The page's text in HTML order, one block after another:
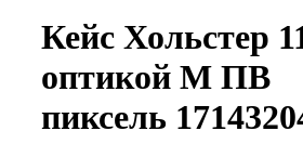
Кейс Хольстер
оптикой М ПВ
пиксель